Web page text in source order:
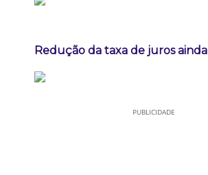
Redução da taxa de juros
PUBLICIDADE